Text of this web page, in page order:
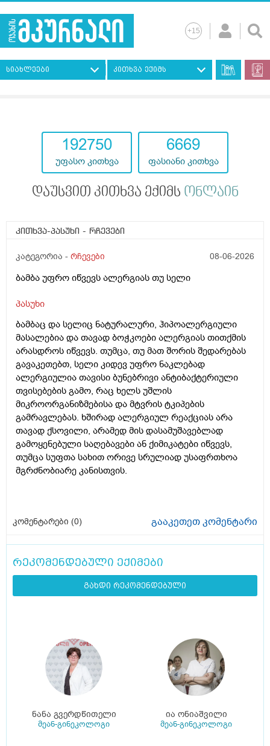
სიახლეები კითხვა ექიმს
193117
უფასო კითხვა
7247
ფასიანი კითხვა
დაუსვით კითხვა ექიმს ონლაინ
კითხვა-პასუხი - რჩევები
კატეგორია - რჩევები 08-06-2026
ბამბა უფრო იწვევს ალერგიას თუ სელი
პასუხი
ბამბაც და სელიც ნატურალური, ჰიპოალერგიული
მასალებია და თავად ბოჭკოები ალერგიას თითქმის
არასდროს იწვევს. თუმცა, თუ მათ შორის შედარებას
გავაკეთებთ, სელი კიდევ უფრო ნაკლებად
ალერგიულია თავისი ბუნებრივი ანტიბაქტერიული
თვისებების გამო, რაც ხელს უშლის
მიკროორგანიზმებისა და მტვრის ტკიპების
გამრავლებას. ხშირად ალერგიულ რეაქციას არა
თავად ქსოვილი, არამედ მის დასამუშავებლად
გამოყენებული საღებავები ან ქიმიკატები იწვევს,
თუმცა სუფთა სახით ორივე სრულიად უსაფრთხოა
მგრძნობიარე კანისთვის.
კომენტარები (0) გააკეთეთ კომენტარი
რეკომენდებული ექიმები
გახდი რეკომენდებული
ნანა გვერდწითელი
მეან-გინეკოლოგი
ია ონიაშვილი
მეან-გინეკოლოგი